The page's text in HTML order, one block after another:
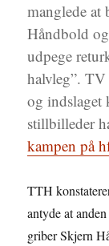
manglede
Håndbold
udpege
halvleg”.
og indslaget
stillbilleder
kampen på
TTH
antyde at
griber Skjern